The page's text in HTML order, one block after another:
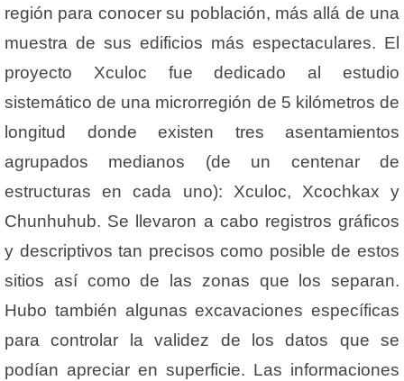
región para conocer su población, más allá de una
muestra de sus edificios más espectaculares. El
proyecto Xculoc fue dedicado al estudio
sistemático de una microrregión de 5 kilómetros de
longitud donde existen tres asentamientos
agrupados medianos (de un centenar de
estructuras en cada uno): Xculoc, Xcochkax y
Chunhuhub. Se llevaron a cabo registros gráficos
y descriptivos tan precisos como posible de estos
sitios así como de las zonas que los separan.
Hubo también algunas excavaciones específicas
para controlar la validez de los datos que se
podían apreciar en superficie. Las informaciones